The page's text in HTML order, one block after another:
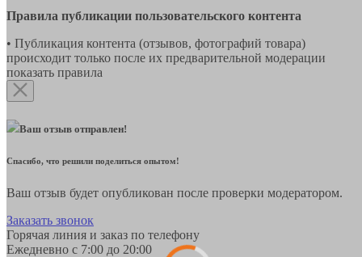
Правила публикации пользовательского контента
• Публикация контента (отзывов, фотографий товара)
происходит только после их предварительной модерации
показать правила
Ваш отзыв отправлен!
Спасибо, что решили поделиться опытом!
Ваш отзыв будет опубликован после проверки модератором.
Заказать звонок
Горячая линия и заказ по телефону
Ежедневно с 7:00 до 20:00